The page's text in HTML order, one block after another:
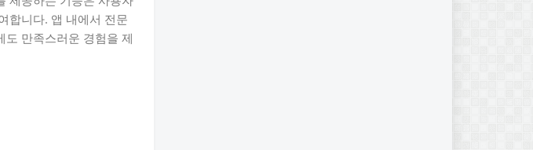
합니다. 앱 내에서 전문
만족스러운 경험을 제